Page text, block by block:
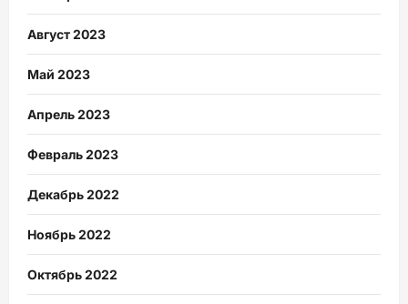
Август 2023
Май 2023
Апрель 2023
Февраль 2023
Декабрь 2022
Ноябрь 2022
Октябрь 2022